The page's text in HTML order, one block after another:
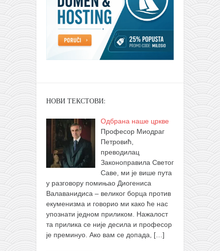
НОВИ ТЕКСТОВИ:
Одбрана наше цркве
Професор Миодраг
Петровић,
преводилац
Законоправила Светог
Саве, ми је више пута
у разговору помињао Диогениса
Валаванидиса – великог борца против
екуменизма и говорио ми како ће нас
упознати једном приликом. Нажалост
та прилика се није десила и професор
је преминуо. Ако вам се допада, […]